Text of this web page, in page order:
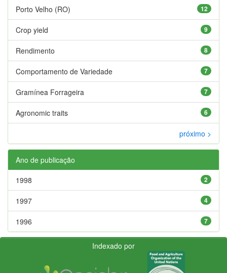
12
Porto Velho (RO)
9
Crop yield
8
Rendimento
7
Comportamento de Variedade
7
Gramínea Forrageira
6
Agronomic traits
próximo >
Ano de publicação
2
1998
4
1997
7
1996
Indexado por